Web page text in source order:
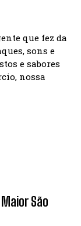
que fez da
sons e
e sabores
nossa
São